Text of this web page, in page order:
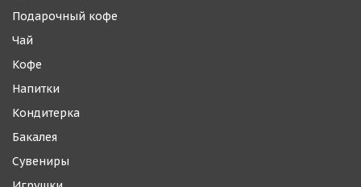
Подарочный кофе
Чай
Кофе
Напитки
Кондитерка
Бакалея
Сувениры